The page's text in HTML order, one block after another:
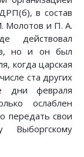
в состав
Молотов и П. А.
действовал
но и он был
когда царская
ста других
дни февраля
ослаблен
передать свои
Выборгскому